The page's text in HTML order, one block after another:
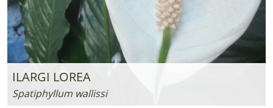
ILARGI LOREA
Spatiphyllum wallissi